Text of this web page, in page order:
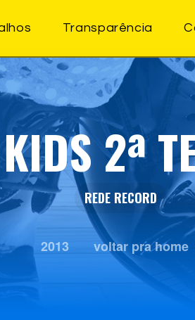
Transparência
2ª
REDE RECORD
2013 voltar pra home